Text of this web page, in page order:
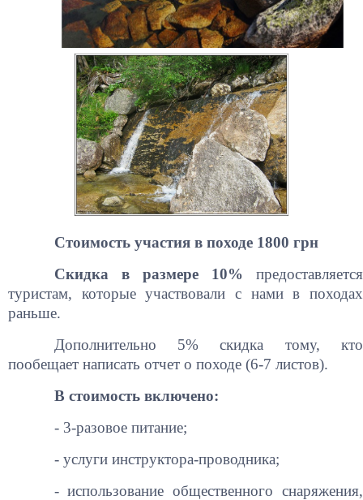
Стоимость участия в походе 1800 грн
Скидка в размере 10% предоставляется
туристам, которые участвовали с нами в походах
раньше.
Дополнительно 5% скидка тому, кто
пообещает написать отчет о походе (6-7 листов).
В стоимость включено:
- 3-разовое питание;
- услуги инструктора-проводника;
- использование общественного снаряжения,